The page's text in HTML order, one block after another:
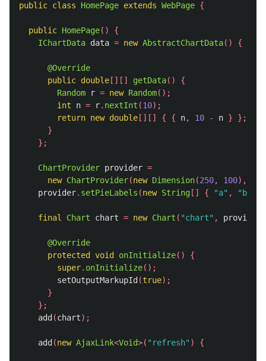
public class HomePage extends WebPage {
public HomePage()
{
IChartData data = new AbstractChartData() {
@Override
public double [][] getData()
{
Random
r = new Random();
int
n = r. nextInt (10);
return new double [][] { { n, 10 - n }
};
}
};
ChartProvider provider =
new ChartProvider(new Dimension(250, 100),
provider. setPieLabels (new String [] { "a" , "b"
final Chart chart = new Chart ( "chart" , provider
@Override
protected
void onInitialize()
{
super. onInitialize();
setOutputMarkupId (true);
}
};
add (chart);
add (new AjaxLink<Void>( "refresh" ) {